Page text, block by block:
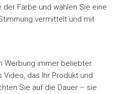
Farbe und wählen Sie eine
vermittelt und mit
Werbung immer beliebter.
das Ihr Produkt und
Sie auf die Dauer – sie